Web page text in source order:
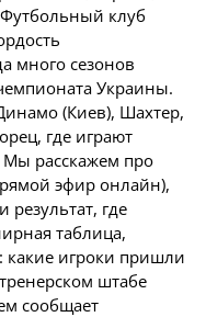
клуб
много сезонов
Украины.
(Киев), Шахтер,
где играют
расскажем про
эфир онлайн),
результат, где
таблица,
какие игроки пришли
штабе
сообщает